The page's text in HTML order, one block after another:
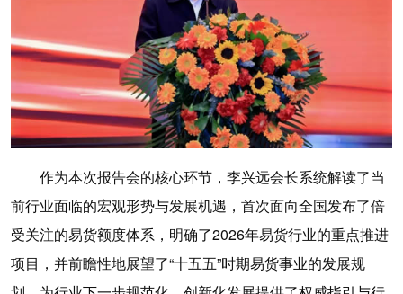
作为本次报告会的核心环节，李兴远会长系统解读了当
前行业面临的宏观形势与发展机遇，首次面向全国发布了倍
受关注的易货额度体系，明确了2026年易货行业的重点推进
项目，并前瞻性地展望了“十五五”时期易货事业的发展规